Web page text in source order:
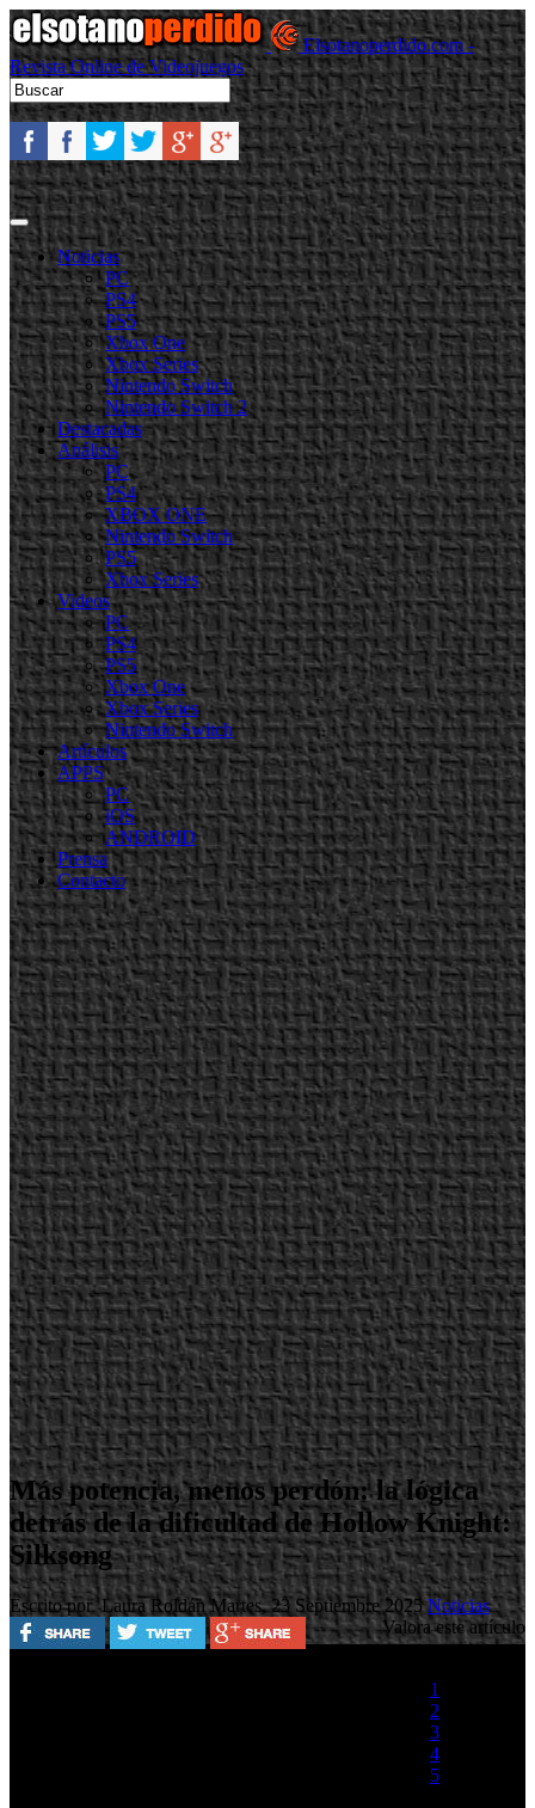
Elsotanoperdido.com -
Revista Online de Videojuegos
Noticias
PC
PS4
PS5
Xbox One
Xbox Series
Nintendo Switch
Nintendo Switch 2
Destacadas
Análisis
PC
PS4
XBOX ONE
Nintendo Switch
PS5
Xbox Series
Videos
PC
PS4
PS5
Xbox One
Xbox Series
Nintendo Switch
Artículos
APPS
PC
iOS
ANDROID
Prensa
Contacto
Más potencia, menos perdón: la lógica
detrás de la dificultad de Hollow Knight:
Silksong
Escrito por Laura RoldánMartes, 23 Septiembre 2025Noticias
Valora este artículo
1
2
3
4
5